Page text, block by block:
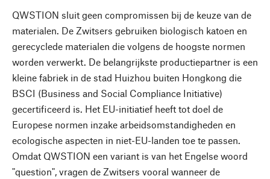
QWSTION sluit geen compromissen bij de keuze van de
materialen. De Zwitsers gebruiken biologisch katoen en
gerecyclede materialen die volgens de hoogste normen
worden verwerkt. De belangrijkste productiepartner is een
kleine fabriek in de stad Huizhou buiten Hongkong die
BSCI (Business and Social Compliance Initiative)
gecertificeerd is. Het EU-initiatief heeft tot doel de
Europese normen inzake arbeidsomstandigheden en
ecologische aspecten in niet-EU-landen toe te passen.
Omdat QWSTION een variant is van het Engelse woord
"question", vragen de Zwitsers vooral wanneer de